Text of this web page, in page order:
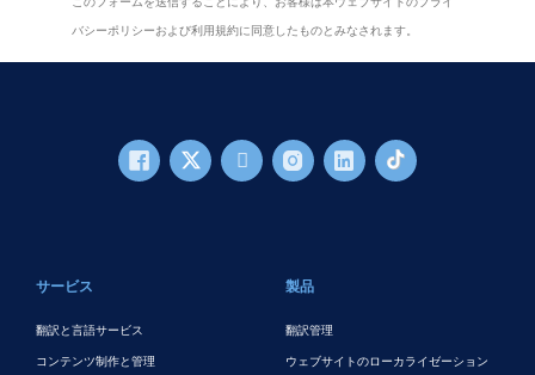
バシーポリシーおよび利用規約に同意したものとみなされます。
サービス
翻訳と言語サービス
コンテンツ制作と管理
製品
翻訳管理
ウェブサイトのローカライゼーション